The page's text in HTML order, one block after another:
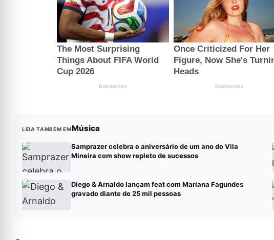
LEIA TAMBÉM EMMúsica
Samprazer celebra o aniversário de um ano do Vila
Mineira com show repleto de sucessos
Diego & Arnaldo lançam feat com Mariana Fagundes
gravado diante de 25 mil pessoas